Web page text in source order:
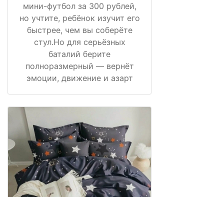
мини-футбол за 300 рублей,
но учтите, ребёнок изучит его
быстрее, чем вы соберёте
стул.Но для серьёзных
баталий берите
полноразмерный — вернёт
эмоции, движение и азарт